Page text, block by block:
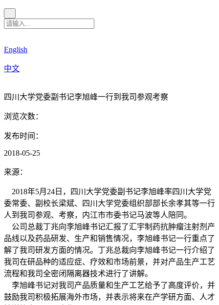
English
中文
四川大学党委副书记李旭峰一行到我司参观考察
浏览次数：
发布时间：
2018-05-25
来源：
2018年5月24日，四川大学党委副书记李旭峰率四川大学党
委常委、副校长梁斌、四川大学党委组织部部长余孝其等一行
人到我司参观、考察，内江市市委书记马波等人陪同。
公司总裁丁兆向李旭峰书记汇报了汇宇制药抗肿瘤注射剂产
品线以及药品研发、生产和销售情况，李旭峰书记一行重点了
解了我司研发方面的情况。丁兆总裁向李旭峰书记一行介绍了
我司在研品种的适应症、疗效和市场前景，并对产品生产工艺
流程和我司全密闭隔离器技术进行了讲解。
李旭峰书记对我司产品质量和生产工艺给予了高度评价，并
鼓励我司积极拓展海外市场，并表示将来在产学研方面、人才